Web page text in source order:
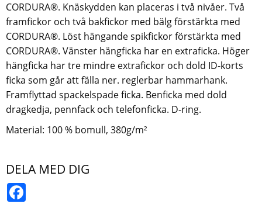
CORDURA®. Knäskydden kan placeras i två nivåer. Två
framfickor och två bakfickor med bälg förstärkta med
CORDURA®. Löst hängande spikfickor förstärkta med
CORDURA®. Vänster hängficka har en extraficka. Höger
hängficka har tre mindre extrafickor och dold ID-korts
ficka som går att fälla ner. reglerbar hammarhank.
Framflyttad spackelspade ficka. Benficka med dold
dragkedja, pennfack och telefonficka. D-ring.
Material: 100 % bomull, 380g/m²
DELA MED DIG